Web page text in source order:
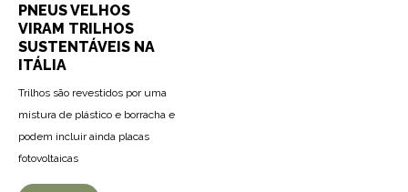
PNEUS VELHOS
VIRAM TRILHOS
SUSTENTÁVEIS NA
ITÁLIA
Trilhos são revestidos por uma
mistura de plástico e borracha e
podem incluir ainda placas
fotovoltaicas